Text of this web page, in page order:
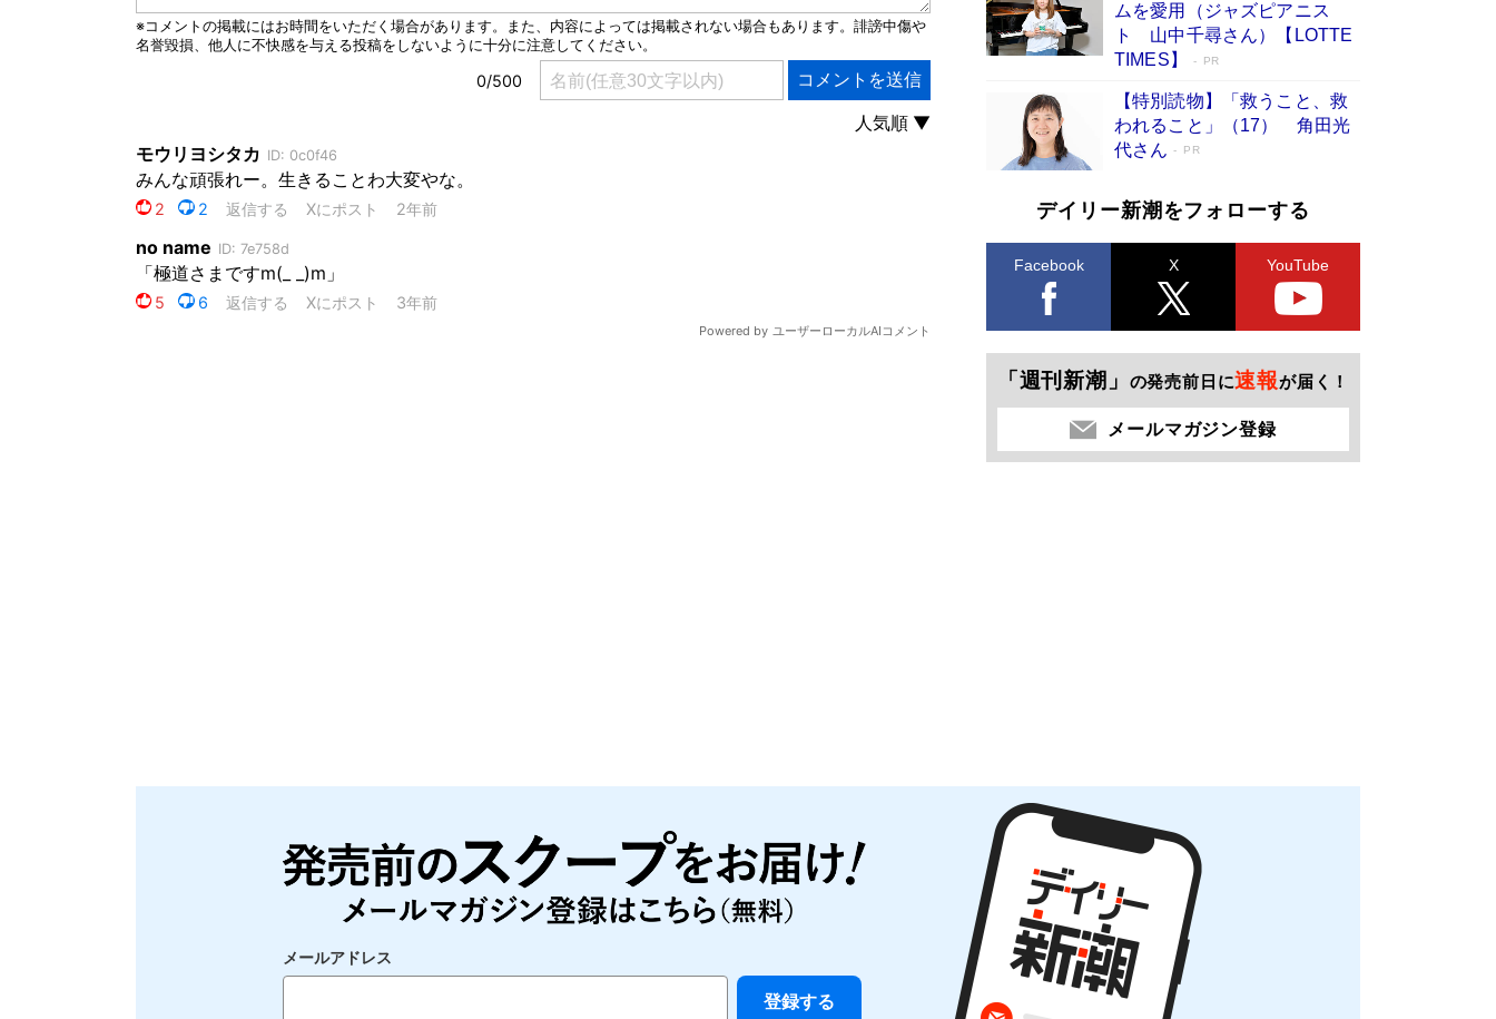
「不意に涙が出そうに…」高嶋政伸が明かし
た“13歳の娘を暴行する役”への葛藤 インティマ
シーコーディネーターに支えられたNHK『大奥』
ムを愛用（ジャズピアニス
ト 山中千尋さん）【LOTTE
TIMES】
PR
【特別読物】「救うこと、救
われること」（17） 角田光
代さん
PR
デイリー新潮をフォローする
Facebook X YouTube
「週刊新潮」 の発売前日に速報が届く！
メールマガジン登録
メールアドレス